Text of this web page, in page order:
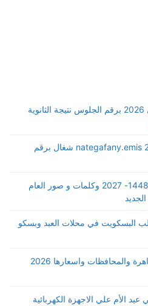
معرفة نتيجة الصف الثالث الثانوي 2026 برقم الجلوس نتيجة الثانوية
رابط نتيجة الدبلومات الفنية 2026 nategafany.emis شغال برقم
رسائل تهنئة رأس السنة الهجرية 1448- 2027 وكلمات و صور العام
كحك العيد 2026 وعلب البسكويت في محلات العبد وبسكو
اجمل أماكن خروجة العيد في القاهرة والمحافظات واسعارها 2026
كارفور مارس 2026 في عيد الأم علي الاجهزة الكهربائية